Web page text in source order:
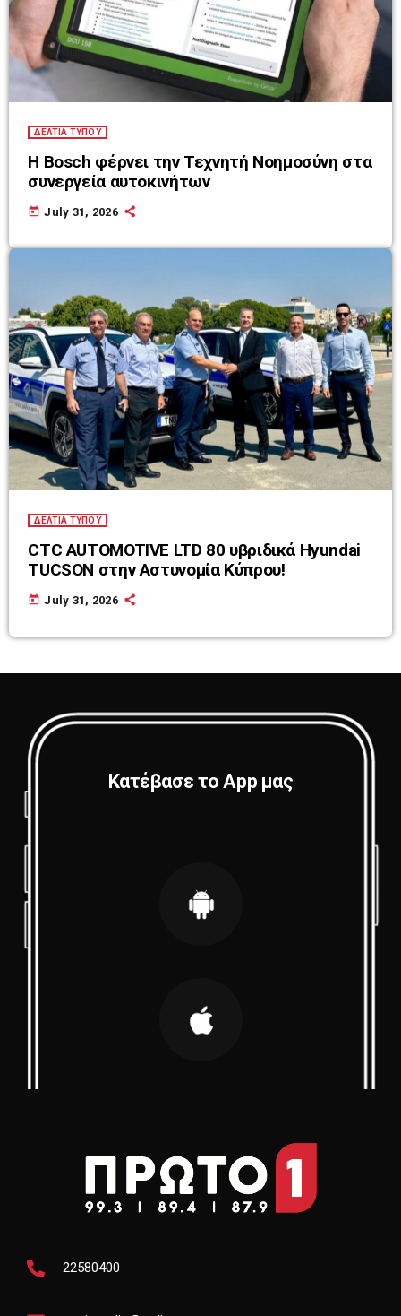
ΔΕΛΤΙΑ ΤΥΠΟΥ
Η Bosch φέρνει την Τεχνητή Νοημοσύνη στα
συνεργεία αυτοκινήτων
today July 31, 2026
ΔΕΛΤΙΑ ΤΥΠΟΥ
CTC AUTOMOTIVE LTD 80 υβριδικά Hyundai
TUCSON στην Αστυνομία Κύπρου!
today July 31, 2026
Κατέβασε το App μας
22580400